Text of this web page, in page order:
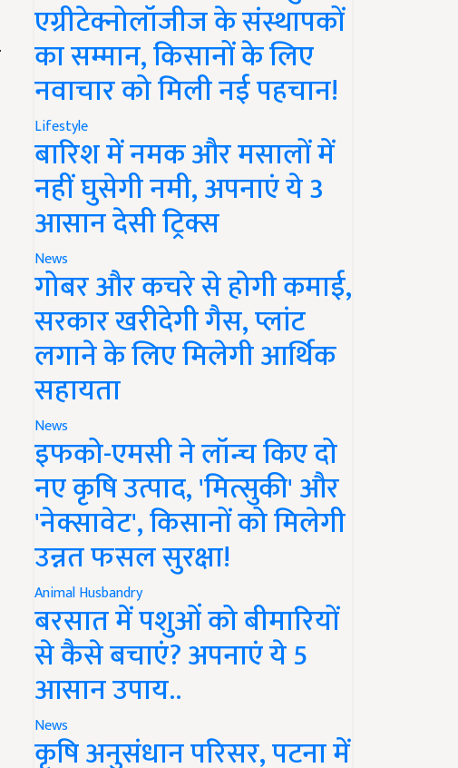
एग्रीटेक्नोलॉजीज के संस्थापकों
का सम्मान, किसानों के लिए
नवाचार को मिली नई पहचान!
Lifestyle
बारिश में नमक और मसालों में
नहीं घुसेगी नमी, अपनाएं ये 3
आसान देसी ट्रिक्स
News
गोबर और कचरे से होगी कमाई,
सरकार खरीदेगी गैस, प्लांट
लगाने के लिए मिलेगी आर्थिक
सहायता
News
इफको-एमसी ने लॉन्च किए दो
नए कृषि उत्पाद, 'मित्सुकी' और
'नेक्सावेट', किसानों को मिलेगी
उन्नत फसल सुरक्षा!
Animal Husbandry
बरसात में पशुओं को बीमारियों
से कैसे बचाएं? अपनाएं ये 5
आसान उपाय..
News
कृषि अनुसंधान परिसर, पटना में